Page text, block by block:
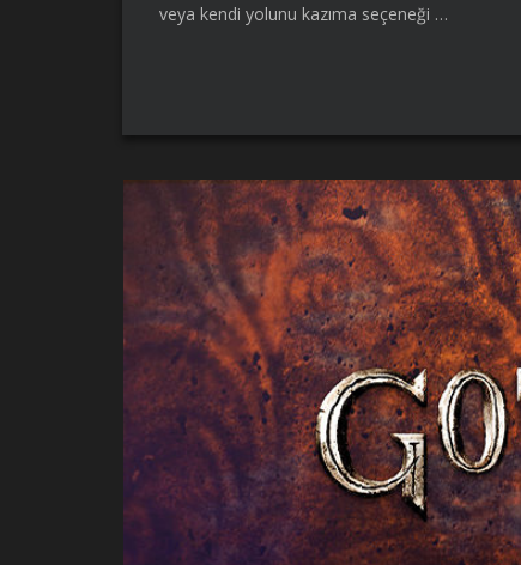
veya kendi yolunu kazıma seçeneği …